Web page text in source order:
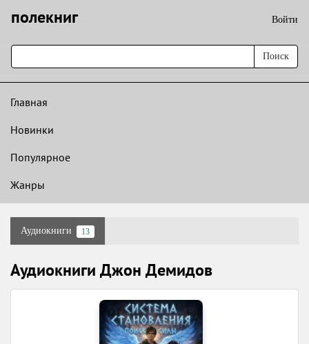
полекниг Войти
Поиск
Главная
Новинки
Популярное
Жанры
Аудиокниги 13
Аудиокниги Джон Демидов